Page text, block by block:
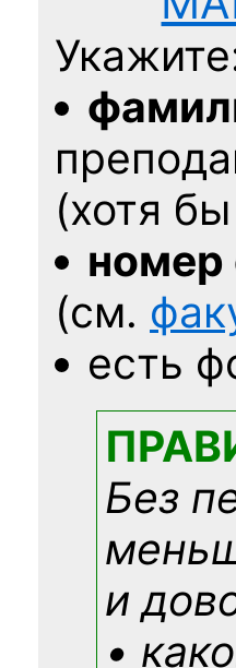
(хотя
номер
(см.
есть
Без
и
•